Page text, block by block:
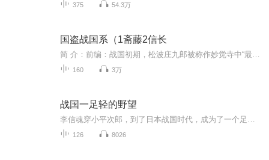
375 54.3万
国盗战国系（1斋藤2信长
160 3万
战国一足轻的野望
126 8026